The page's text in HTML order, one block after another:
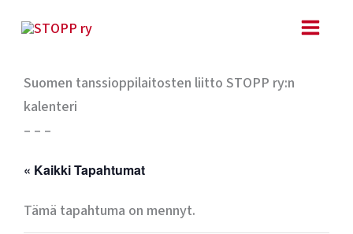
sisältöön
Suomen tanssioppilaitosten liitto STOPP ry:n
kalenteri
– – –
« Kaikki Tapahtumat
Tämä tapahtuma on mennyt.